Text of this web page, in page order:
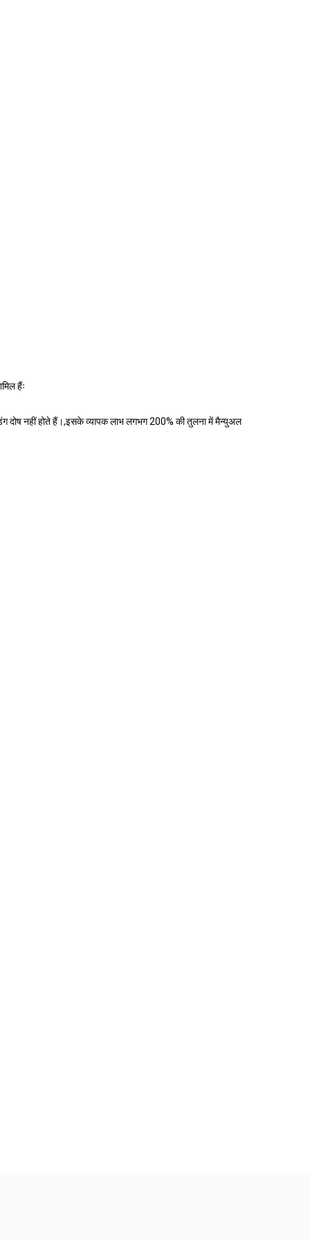
हैंः
दोष नहीं होते हैं।,इसके व्यापक लाभ लगभग 200% की तुलना में मैन्युअल